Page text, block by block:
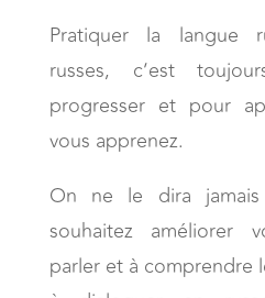
Pratiquer la langue
russes, c’est
progresser et pour
vous apprenez.
On ne le dira
souhaitez améliorer
parler et à comprendre